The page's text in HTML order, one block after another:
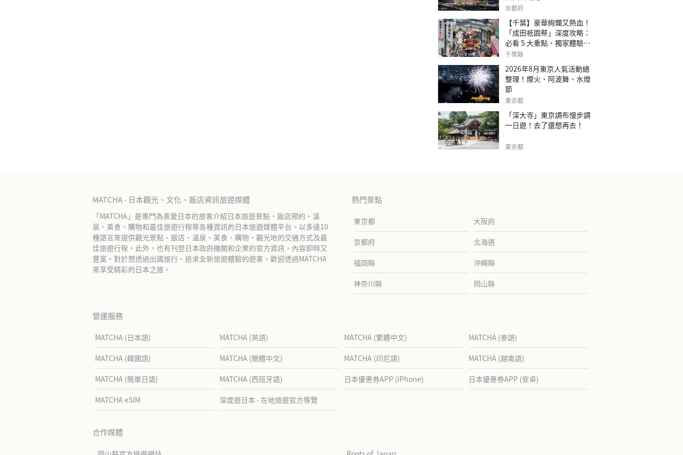
京都府
【千葉】豪華絢爛又熱血！
「成田祇園祭」深度攻略：
必看 5 大重點、獨家體驗指
南
千葉縣
2026年8月東京人氣活動總
整理！煙火、阿波舞、水燈
節
東京都
「深大寺」東京調布慢步調
一日遊！去了還想再去！
東京都
MATCHA - 日本觀光、文化、飯店資訊旅遊媒體
「MATCHA」是專門為喜愛日本的旅客介紹日本旅遊景點、飯店預約、溫
泉、美食、購物和最佳旅遊行程等各種資訊的日本旅遊媒體平台。以多達10
種語言來提供觀光景點、飯店、溫泉、美食、購物、觀光地的交通方式及最
佳旅遊行程。此外，也有刊登日本政府機關和企業的官方資訊，內容即時又
豐富。對於想透過出國旅行、追求全新旅遊體驗的遊客，歡迎透過MATCHA
來享受精彩的日本之旅。
熱門景點
東京都 大阪府
京都府 北海道
福岡縣 沖繩縣
神奈川縣 岡山縣
營運服務
MATCHA (日本語) MATCHA (英語) MATCHA (繁體中文) MATCHA (泰語)
MATCHA (韓國語) MATCHA (簡體中文) MATCHA (印尼語) MATCHA (越南語)
MATCHA (簡單日語) MATCHA (西班牙語) 日本優惠券APP (iPhone) 日本優惠券APP (安卓)
MATCHA eSIM 深度遊日本 - 在地旅遊官方導覽
合作媒體